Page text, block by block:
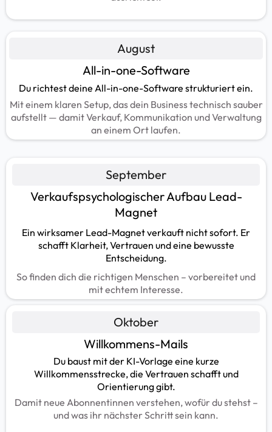
August
All-in-one-Software
Du richtest deine All-in-one-Software strukturiert ein.
Mit einem klaren Setup, das dein Business technisch sauber
aufstellt — damit Verkauf, Kommunikation und Verwaltung
an einem Ort laufen.
September
Verkaufspsychologischer Aufbau Lead-
Magnet
Ein wirksamer Lead-Magnet verkauft nicht sofort. Er
schafft Klarheit, Vertrauen und eine bewusste
Entscheidung.
So finden dich die richtigen Menschen – vorbereitet und
mit echtem Interesse.
Oktober
Willkommens-Mails
Du baust mit der KI-Vorlage eine kurze
Willkommensstrecke, die Vertrauen schafft und
Orientierung gibt.
Damit neue Abonnentinnen verstehen, wofür du stehst –
und was ihr nächster Schritt sein kann.